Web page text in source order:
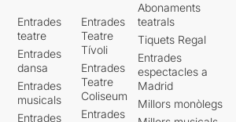
Entrades
teatre
Entrades
dansa
Entrades
musicals
Entrades
Entrades
Teatre
Tívoli
Entrades
Teatre
Coliseum
Entrades
Abonaments
teatrals
Tiquets Regal
Entrades
espectacles a
Madrid
Millors monòlegs